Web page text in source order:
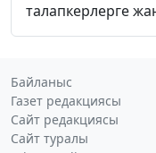
талапкерлерге
Байланыс
Газет редакциясы
Сайт редакциясы
Сайт туралы